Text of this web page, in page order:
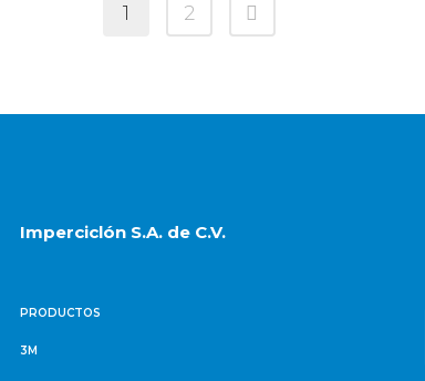
1 2
Imperciclón S.A. de C.V.
PRODUCTOS
3M